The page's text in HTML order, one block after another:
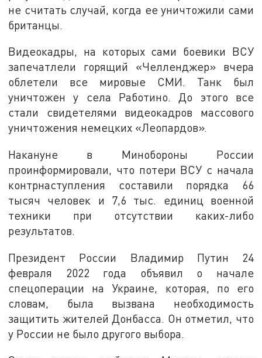
не считать случай, когда ее уничтожили сами
британцы.
Видеокадры, на которых сами боевики ВСУ
запечатлели горящий «Челленджер» вчера
облетели все мировые СМИ. Танк был
уничтожен у села Работино. До этого все
стали свидетелями видеокадров массового
уничтожения немецких «Леопардов».
Накануне в Минобороны России
проинформировали, что потери ВСУ с начала
контрнаступления составили порядка 66
тысяч человек и 7,6 тыс. единиц военной
техники при отсутствии каких-либо
результатов.
Президент России Владимир Путин 24
февраля 2022 года объявил о начале
спецоперации на Украине, которая, по его
словам, была вызвана необходимость
защитить жителей Донбасса. Он отметил, что
у России не было другого выбора.